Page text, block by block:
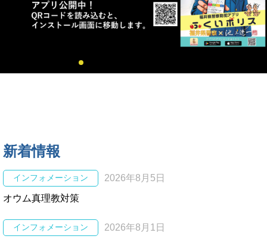
新着情報
インフォメーション
2026年8月5日
オウム真理教対策
インフォメーション
2026年8月1日